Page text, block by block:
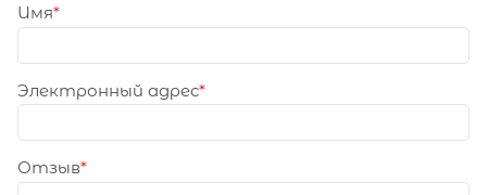
Имя
Электронный адрес
Отзыв